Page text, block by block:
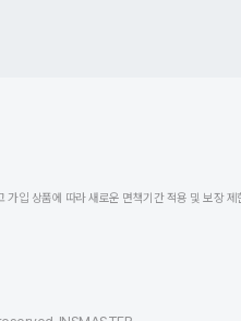
입 상품에 따라 새로운 면책기간 적용 및 보장